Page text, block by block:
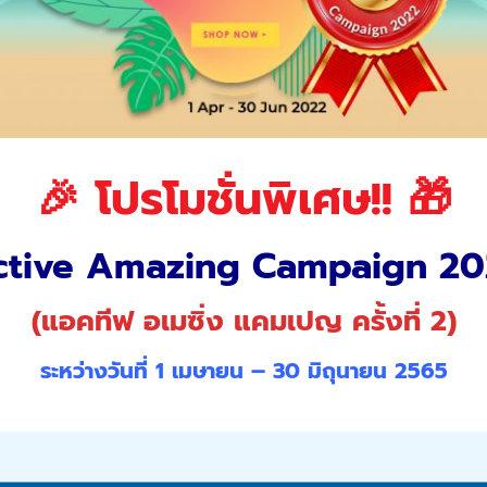
🎉โปรโมชั่นพิเศษ!! 🎁
Amazing Campaign
(แอคทีฟ อเมซิ่ง แคมเปญ ครั้งที่ 2)
ระหว่างวันที่ 1 เมษายน – 30 มิถุนายน 2565